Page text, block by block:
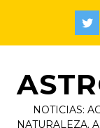
NOTICIAS:
NATURALEZA.